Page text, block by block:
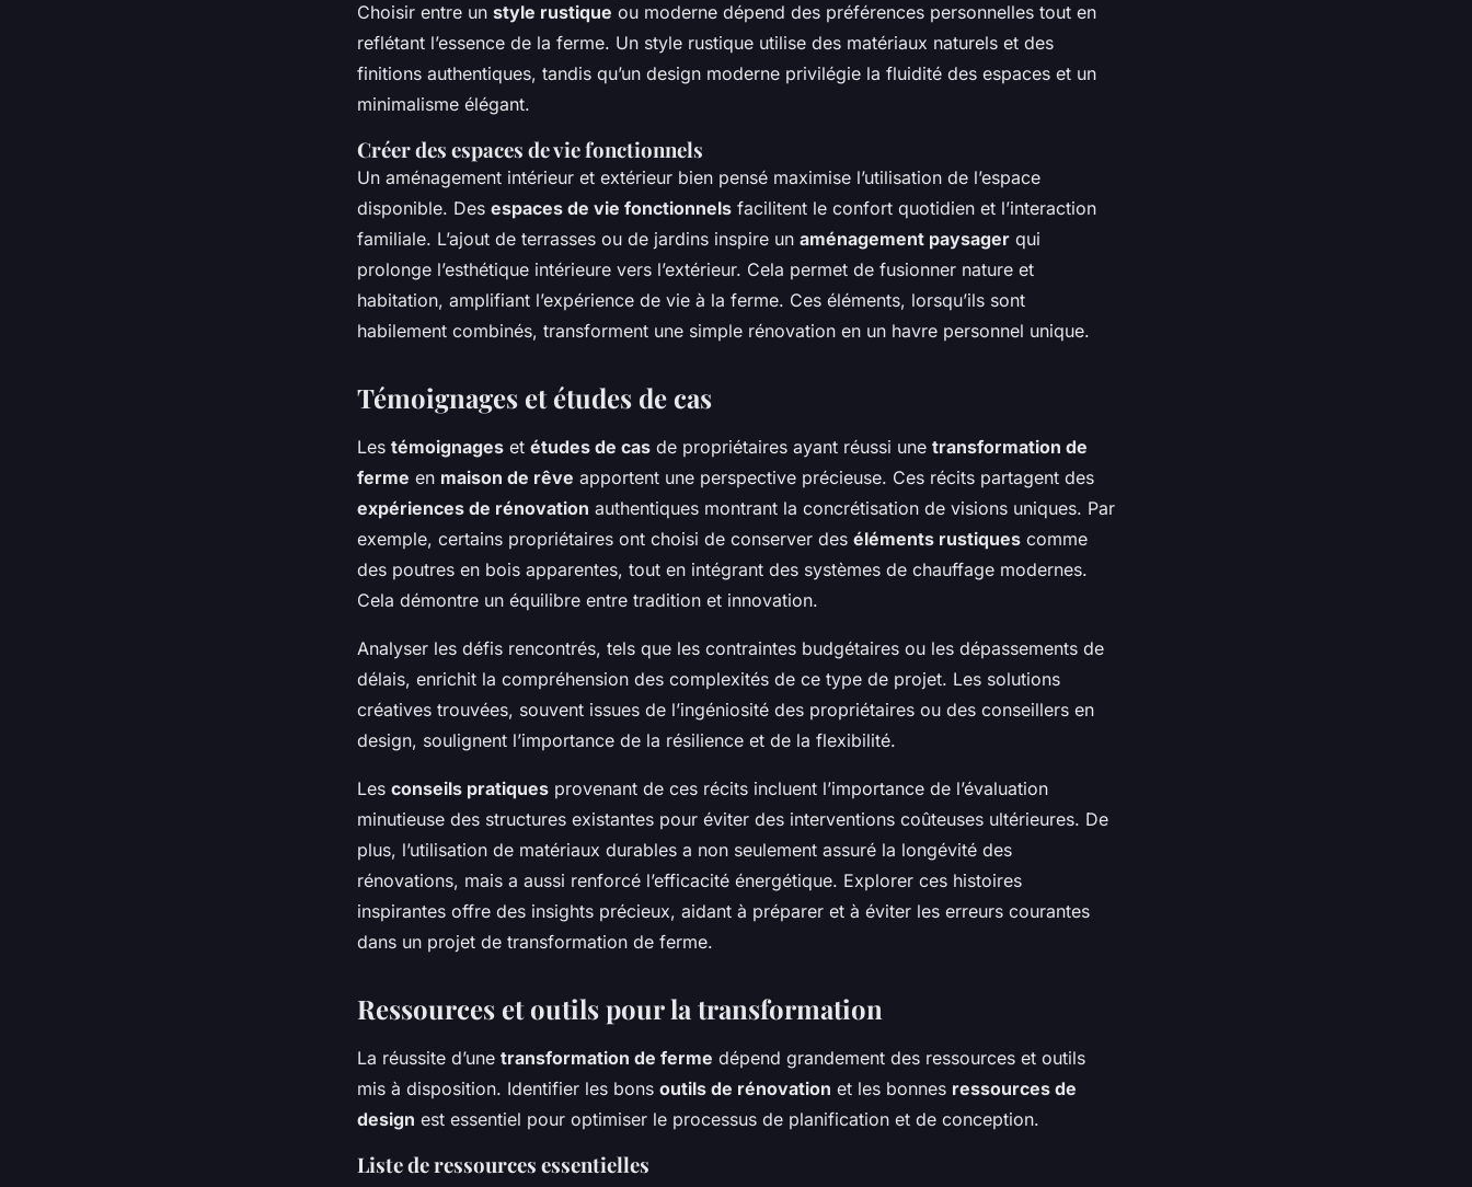
Choisir entre un style rustique ou moderne dépend des préférences personnelles tout en
reflétant l’essence de la ferme. Un style rustique utilise des matériaux naturels et des
finitions authentiques, tandis qu’un design moderne privilégie la fluidité des espaces et un
minimalisme élégant.
Créer des espaces de vie fonctionnels
Un aménagement intérieur et extérieur bien pensé maximise l’utilisation de l’espace
disponible. Des espaces de vie fonctionnels facilitent le confort quotidien et l’interaction
familiale. L’ajout de terrasses ou de jardins inspire un aménagement paysager qui
prolonge l’esthétique intérieure vers l’extérieur. Cela permet de fusionner nature et
habitation, amplifiant l’expérience de vie à la ferme. Ces éléments, lorsqu’ils sont
habilement combinés, transforment une simple rénovation en un havre personnel unique.
Témoignages et études de cas
Les témoignages et études de cas de propriétaires ayant réussi une transformation de
ferme en maison de rêve apportent une perspective précieuse. Ces récits partagent des
expériences de rénovation authentiques montrant la concrétisation de visions uniques. Par
exemple, certains propriétaires ont choisi de conserver des éléments rustiques comme
des poutres en bois apparentes, tout en intégrant des systèmes de chauffage modernes.
Cela démontre un équilibre entre tradition et innovation.
Analyser les défis rencontrés, tels que les contraintes budgétaires ou les dépassements de
délais, enrichit la compréhension des complexités de ce type de projet. Les solutions
créatives trouvées, souvent issues de l’ingéniosité des propriétaires ou des conseillers en
design, soulignent l’importance de la résilience et de la flexibilité.
Les conseils pratiques provenant de ces récits incluent l’importance de l’évaluation
minutieuse des structures existantes pour éviter des interventions coûteuses ultérieures. De
plus, l’utilisation de matériaux durables a non seulement assuré la longévité des
rénovations, mais a aussi renforcé l’efficacité énergétique. Explorer ces histoires
inspirantes offre des insights précieux, aidant à préparer et à éviter les erreurs courantes
dans un projet de transformation de ferme.
Ressources et outils pour la transformation
La réussite d’une transformation de ferme dépend grandement des ressources et outils
mis à disposition. Identifier les bons outils de rénovation et les bonnes ressources de
design est essentiel pour optimiser le processus de planification et de conception.
Liste de ressources essentielles